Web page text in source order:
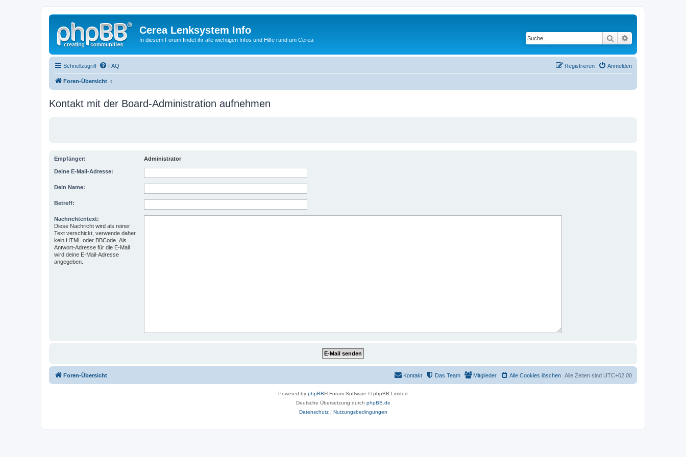
Cerea Lenksystem Info
In diesem Forum findet ihr alle wichtigen Infos und Hilfe rund um Cerea Suche
Schnellzugriff FAQ Anmelden
Registrieren
Foren-Übersicht
Kontakt mit der Board-Administration aufnehmen
Empfänger: Administrator
Deine E-Mail-Adresse:
Dein Name:
Betreff:
Nachrichtentext:
Diese Nachricht wird als reiner
Text verschickt, verwende daher
kein HTML oder BBCode. Als
Antwort-Adresse für die E-Mail
wird deine E-Mail-Adresse
angegeben.
Foren-Übersicht Alle Zeiten sind UTC+02:00
Alle Cookies löschen
Mitglieder
Das Team
Kontakt
Powered by phpBB® Forum Software © phpBB Limited
Deutsche Übersetzung durch phpBB.de
Datenschutz| Nutzungsbedingungen